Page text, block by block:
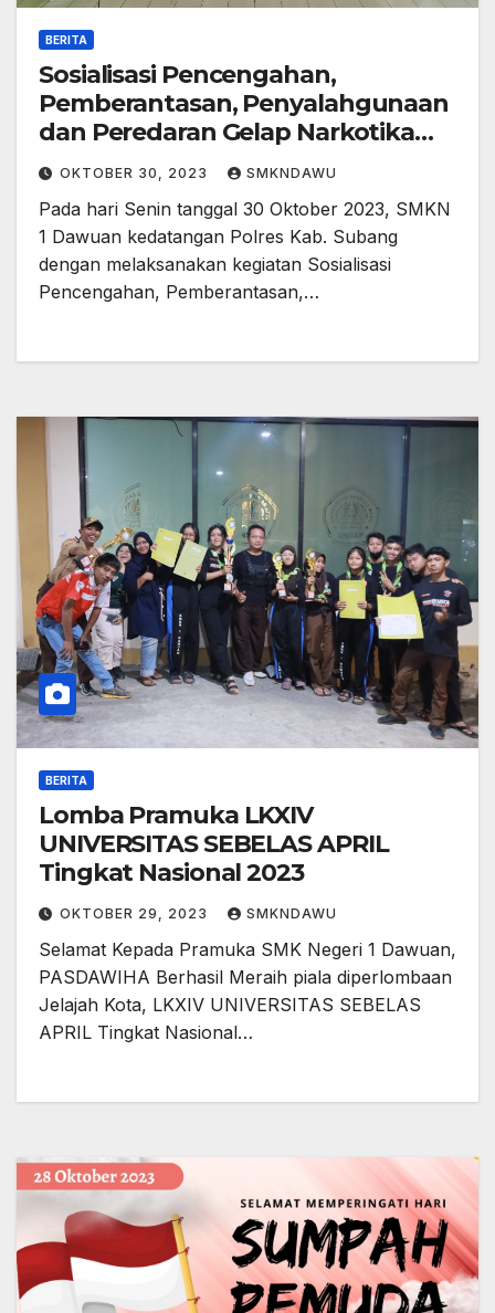
BERITA
Sosialisasi Pencengahan,
Pemberantasan, Penyalahgunaan
dan Peredaran Gelap Narkotika
(P4GN) di SMK Negeri 1 Dawuan
Oleh Polres Kab. Subang
OKTOBER 30, 2023 SMKNDAWU
Pada hari Senin tanggal 30 Oktober 2023, SMKN
1 Dawuan kedatangan Polres Kab. Subang
dengan melaksanakan kegiatan Sosialisasi
Pencengahan, Pemberantasan,…
BERITA
Lomba Pramuka LKXIV
UNIVERSITAS SEBELAS APRIL
Tingkat Nasional 2023
OKTOBER 29, 2023 SMKNDAWU
Selamat Kepada Pramuka SMK Negeri 1 Dawuan,
PASDAWIHA Berhasil Meraih piala diperlombaan
Jelajah Kota, LKXIV UNIVERSITAS SEBELAS
APRIL Tingkat Nasional…